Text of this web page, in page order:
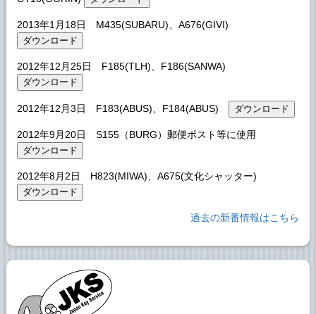
2013年1月18日 M435(SUBARU)、A676(GIVI)
2012年12月25日 F185(TLH)、F186(SANWA)
2012年12月3日 F183(ABUS)、F184(ABUS)
2012年9月20日 S155（BURG）郵便ポスト等に使用
2012年8月2日 H823(MIWA)、A675(文化シャッター)
過去の新番情報はこちら